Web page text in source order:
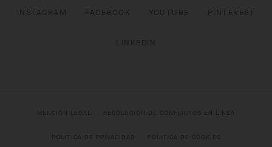
INSTAGRAM FACEBOOK YOUTUBE PINTEREST
LINKEDIN
MENCIÓN LEGAL RESOLUCIÓN DE CONFLICTOS EN LÍNEA
POLÍTICA DE PRIVACIDAD POLÍTICA DE COOKIES